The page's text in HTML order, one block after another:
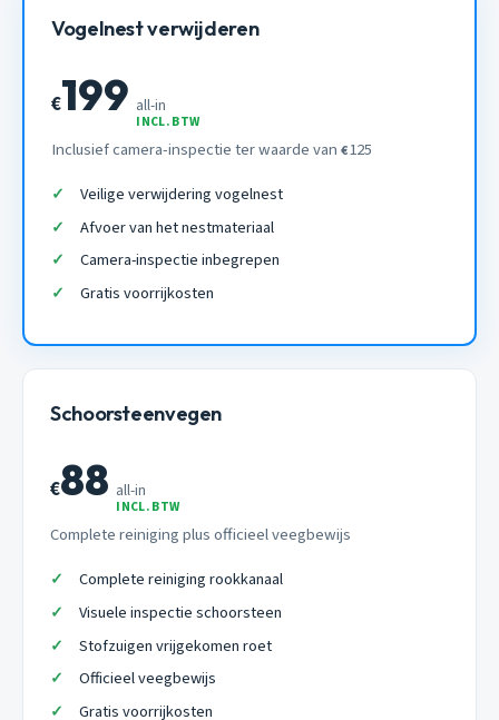
Vogelnest verwijderen
€199 all-in
INCL. BTW
Inclusief camera-inspectie ter waarde van €125
Veilige verwijdering vogelnest
Afvoer van het nestmateriaal
Camera-inspectie inbegrepen
Gratis voorrijkosten
Schoorsteenvegen
€88 all-in
INCL. BTW
Complete reiniging plus officieel veegbewijs
Complete reiniging rookkanaal
Visuele inspectie schoorsteen
Stofzuigen vrijgekomen roet
Officieel veegbewijs
Gratis voorrijkosten